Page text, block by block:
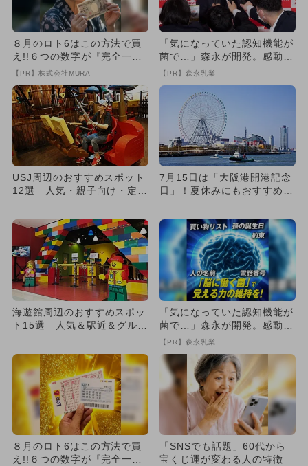
８月のロト6はこの方法で買
え!!６つの数字が『完全一
致』する方法
【PR】株式会社MURA
「気になっていた認知機能が
菌で…」森永が開発。感動の
70代続出
【PR】森永乳業
USJ周辺のおすすめスポット
12選 人気・親子向け・定番
7月15日は「大阪港開港記念
日」！夏休みにもおすすめベ
海遊館周辺のおすすめスポッ
ト15選 人気＆駅近＆グルメ
「気になっていた認知機能が
菌で…」森永が開発。感動の
70代続出
【PR】森永乳業
８月のロト6はこの方法で買
え!!６つの数字が『完全一
「SNSでも話題」60代から
宝くじ運が変わる人の特徴